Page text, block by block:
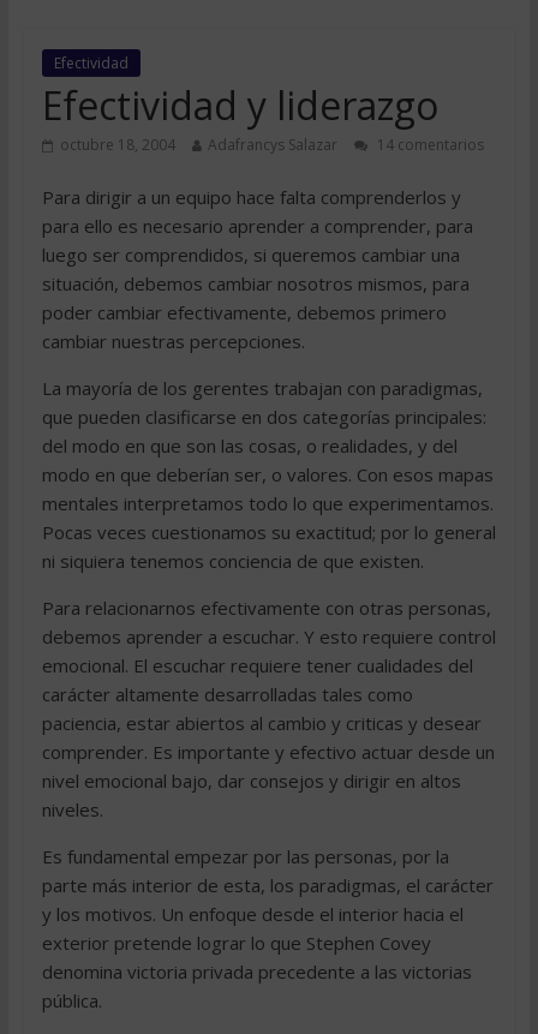
Efectividad
Efectividad y liderazgo
octubre 18, 2004 Adafrancys Salazar 14 comentarios
Para dirigir a un equipo hace falta comprenderlos y
para ello es necesario aprender a comprender, para
luego ser comprendidos, si queremos cambiar una
situación, debemos cambiar nosotros mismos, para
poder cambiar efectivamente, debemos primero
cambiar nuestras percepciones.
La mayoría de los gerentes trabajan con paradigmas,
que pueden clasificarse en dos categorías principales:
del modo en que son las cosas, o realidades, y del
modo en que deberían ser, o valores. Con esos mapas
mentales interpretamos todo lo que experimentamos.
Pocas veces cuestionamos su exactitud; por lo general
ni siquiera tenemos conciencia de que existen.
Para relacionarnos efectivamente con otras personas,
debemos aprender a escuchar. Y esto requiere control
emocional. El escuchar requiere tener cualidades del
carácter altamente desarrolladas tales como
paciencia, estar abiertos al cambio y criticas y desear
comprender. Es importante y efectivo actuar desde un
nivel emocional bajo, dar consejos y dirigir en altos
niveles.
Es fundamental empezar por las personas, por la
parte más interior de esta, los paradigmas, el carácter
y los motivos. Un enfoque desde el interior hacia el
exterior pretende lograr lo que Stephen Covey
denomina victoria privada precedente a las victorias
pública.